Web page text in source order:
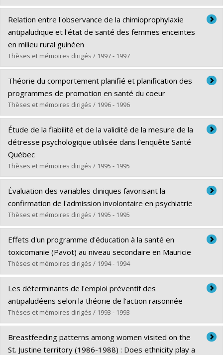
Diplômé(e) :Rousseau, Jacqueline
Cycle :Doctorat
Diplôme obtenu :Ph. D.
Lien vers le document dans Papyrus
Relation entre l'observance de la chimioprophylaxie
antipaludique et l'état de santé des femmes enceintes
en milieu rural guinéen
Thèses et mémoires dirigés / 1997 - 1997
Diplômé(e) :Diallo, Mamadou Pathé
Cycle :Maîtrise
Diplôme obtenu :M. Sc.
Lien vers le document dans Papyrus
Théorie du comportement planifié et planification des
programmes de promotion en santé du coeur
Thèses et mémoires dirigés / 1996 - 1996
Diplômé(e) :Nguyen Thi, Minh Nguyet
Cycle :Doctorat
Diplôme obtenu :
Lien vers le document dans Papyrus
Étude de la fiabilité et de la validité de la mesure de la
détresse psychologique utilisée dans l'enquête Santé
Québec
Thèses et mémoires dirigés / 1995 - 1995
Diplômé(e) :Préville, Michel
Cycle :Doctorat
Diplôme obtenu :Ph. D.
Lien vers le document dans Papyrus
Évaluation des variables cliniques favorisant la
confirmation de l'admission involontaire en psychiatrie
Thèses et mémoires dirigés / 1995 - 1995
Diplômé(e) :Moamaï, Javad
Cycle :Maîtrise
Diplôme obtenu :M. Sc.
Lien vers le document dans Papyrus
Effets d'un programme d'éducation à la santé en
toxicomanie (Pavot) au niveau secondaire en Mauricie
Thèses et mémoires dirigés / 1994 - 1994
Diplômé(e) :Ross, Christine
Cycle :Maîtrise
Diplôme obtenu :M. Sc.
Lien vers le document dans Papyrus
Les déterminants de l'emploi préventif des
antipaludéens selon la théorie de l'action raisonnée
Thèses et mémoires dirigés / 1993 - 1993
Diplômé(e) :Milord, François
Cycle :Maîtrise
Breastfeeding patterns among women visited on the
St. Justine territory (1986-1988) : Does ethnicity play a